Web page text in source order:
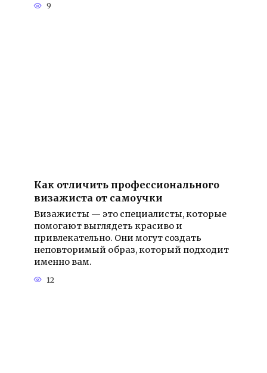
9
Как отличить профессионального
визажиста от самоучки
Визажисты — это специалисты, которые
помогают выглядеть красиво и
привлекательно. Они могут создать
неповторимый образ, который подходит
именно вам.
12